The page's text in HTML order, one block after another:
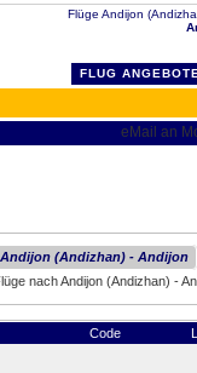
Flüge Andijon
FLUG ANGEBOTE
Andijon (Andizhan) - Andijon
nach Andijon (Andizhan) -
Code